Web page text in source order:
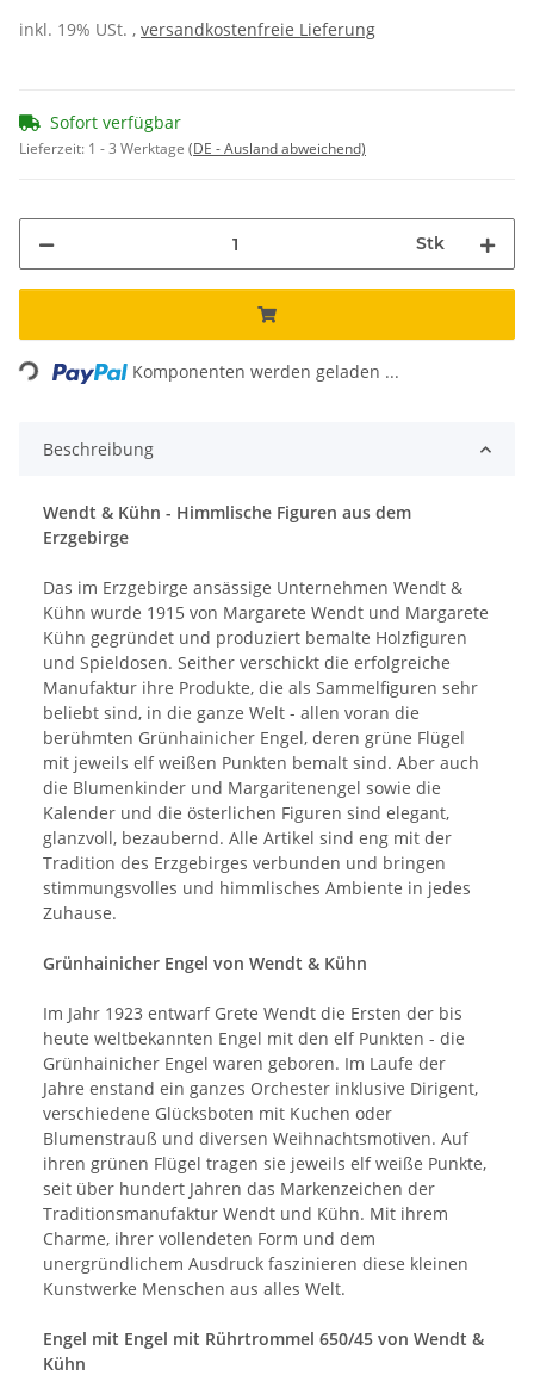
inkl. 19% USt. , versandkostenfreie Lieferung
Sofort verfügbar
Lieferzeit: 1 - 3 Werktage (DE - Ausland abweichend)
Stk
Loading... Komponenten werden geladen ...
Beschreibung
Wendt & Kühn - Himmlische Figuren aus dem
Erzgebirge
Das im Erzgebirge ansässige Unternehmen Wendt &
Kühn wurde 1915 von Margarete Wendt und Margarete
Kühn gegründet und produziert bemalte Holzfiguren
und Spieldosen. Seither verschickt die erfolgreiche
Manufaktur ihre Produkte, die als Sammelfiguren sehr
beliebt sind, in die ganze Welt - allen voran die
berühmten Grünhainicher Engel, deren grüne Flügel
mit jeweils elf weißen Punkten bemalt sind. Aber auch
die Blumenkinder und Margaritenengel sowie die
Kalender und die österlichen Figuren sind elegant,
glanzvoll, bezaubernd. Alle Artikel sind eng mit der
Tradition des Erzgebirges verbunden und bringen
stimmungsvolles und himmlisches Ambiente in jedes
Zuhause.
Grünhainicher Engel von Wendt & Kühn
Im Jahr 1923 entwarf Grete Wendt die Ersten der bis
heute weltbekannten Engel mit den elf Punkten - die
Grünhainicher Engel waren geboren. Im Laufe der
Jahre enstand ein ganzes Orchester inklusive Dirigent,
verschiedene Glücksboten mit Kuchen oder
Blumenstrauß und diversen Weihnachtsmotiven. Auf
ihren grünen Flügel tragen sie jeweils elf weiße Punkte,
seit über hundert Jahren das Markenzeichen der
Traditionsmanufaktur Wendt und Kühn. Mit ihrem
Charme, ihrer vollendeten Form und dem
unergründlichem Ausdruck faszinieren diese kleinen
Kunstwerke Menschen aus alles Welt.
Engel mit Engel mit Rührtrommel 650/45 von Wendt &
Kühn